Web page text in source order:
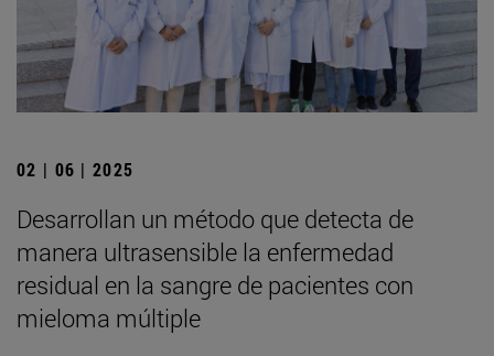
02 | 06 | 2025
Desarrollan un método que detecta de
manera ultrasensible la enfermedad
residual en la sangre de pacientes con
mieloma múltiple